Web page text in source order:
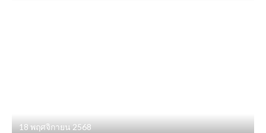
18 พฤศจิกายน 2568